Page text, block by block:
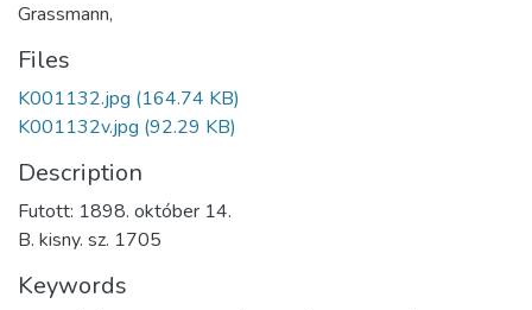
Grassmann,
Files
K001132.jpg (164.74 KB)
K001132v.jpg (92.29 KB)
Description
Futott: 1898. október 14.
B. kisny. sz. 1705
Keywords